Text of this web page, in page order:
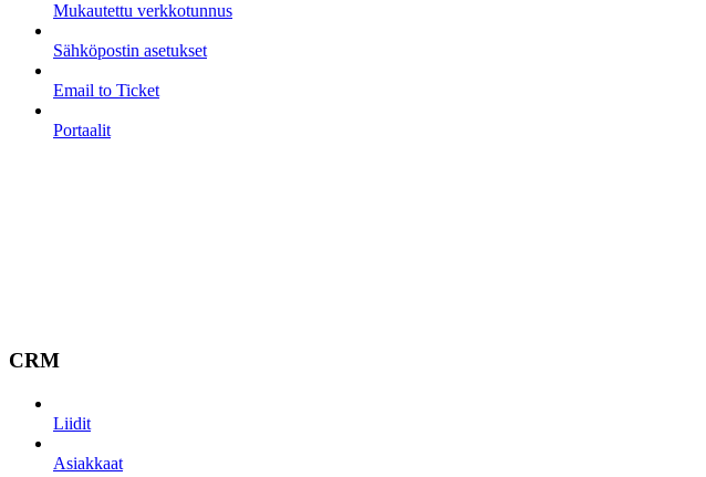
Mukautettu verkkotunnus
Sähköpostin asetukset
Email to Ticket
Portaalit
CRM
Liidit
Asiakkaat